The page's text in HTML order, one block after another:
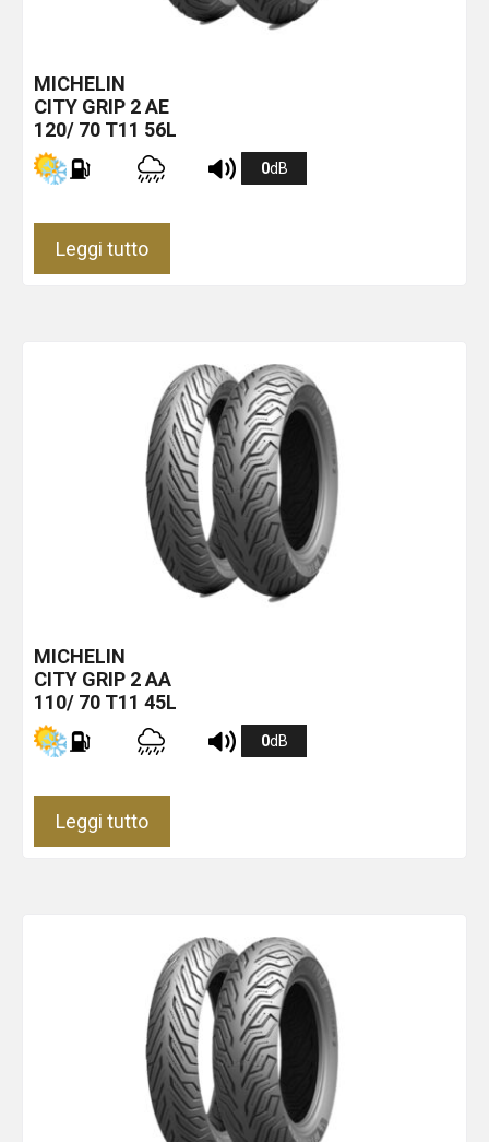
MICHELIN
CITY GRIP 2AE
120/ 70 T11 56L
0dB
Leggi tutto
MICHELIN
CITY GRIP 2AA
110/ 70 T11 45L
0dB
Leggi tutto